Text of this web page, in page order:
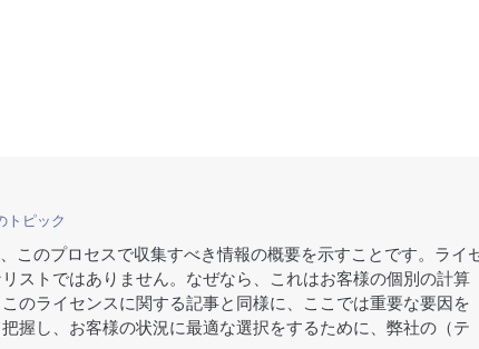
トピック
このプロセスで収集すべき情報の概要を示すことです。ライ
ストではありません。なぜなら、これはお客様の個別の計算
のライセンスに関する記事と同様に、ここでは重要な要因を
握し、お客様の状況に最適な選択をするために、弊社の（テ